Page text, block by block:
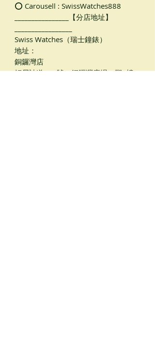
⭕ Carousell : SwissWatches888
________________【分店地址】
Swiss Watches（瑞士鐘錶）
地址：
銅鑼灣店
軒尼詩道489號，銅鑼灣廣場一期2樓